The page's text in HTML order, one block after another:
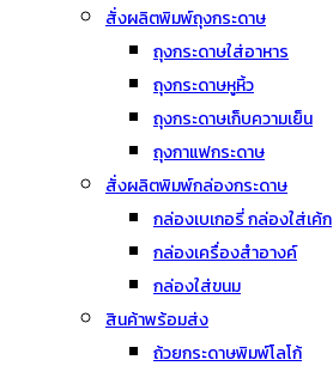
สั่งผลิตพิมพ์ถุงกระดาษ
ถุงกระดาษใส่อาหาร
ถุงกระดาษหูหิ้ว
ถุงกระดาษเก็บความเย็น
ถุงกาแฟกระดาษ
สั่งผลิตพิมพ์กล่องกระดาษ
กล่องเบเกอรี่ กล่องใส่เค้ก
กล่องเครื่องสำอางค์
กล่องใส่ขนม
สินค้าพร้อมส่ง
ถ้วยกระดาษพิมพ์โลโก้